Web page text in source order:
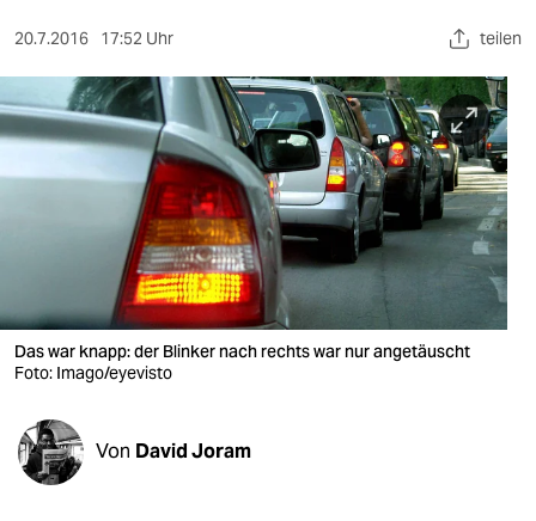
sport
verlag
verlag
veranstaltungen
shop
20.7.2016 17:52 Uhr teilen
Das war knapp: der Blinker nach rechts war nur angetäuscht
Foto: Imago/eyevisto
Von David Joram